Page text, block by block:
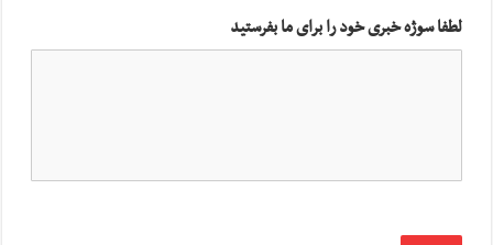
لطفا سوژه خبری خود را برای ما بفرستید